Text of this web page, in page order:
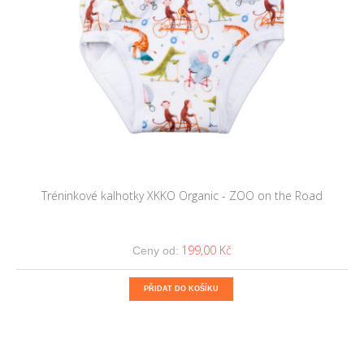
Tréninkové kalhotky XKKO Organic - ZOO on the Road
Ceny od: 199,00 Kč
PŘIDAT DO KOŠÍKU